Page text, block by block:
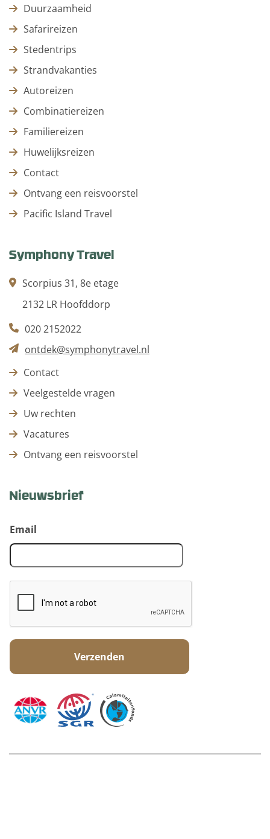
Duurzaamheid
Safarireizen
Stedentrips
Strandvakanties
Autoreizen
Combinatiereizen
Familiereizen
Huwelijksreizen
Contact
Ontvang een reisvoorstel
Pacific Island Travel
Symphony Travel
Scorpius 31, 8e etage
2132 LR Hoofddorp
020 2152022
ontdek@symphonytravel.nl
Contact
Veelgestelde vragen
Uw rechten
Vacatures
Ontvang een reisvoorstel
Nieuwsbrief
Email